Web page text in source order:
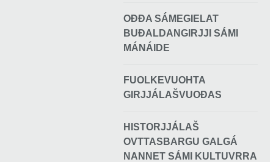
OĐĐA SÁMEGIELAT
BUĐALDANGIRJJI SÁMI
MÁNÁIDE
FUOLKEVUOHTA
GIRJJÁLAŠVUOĐAS
HISTORJJÁLAŠ
OVTTASBARGU GALGÁ
NANNET SÁMI KULTUVRRA